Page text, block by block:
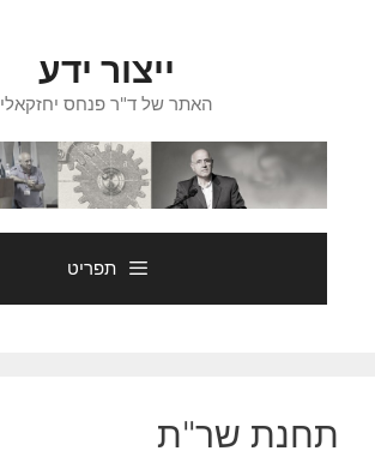
ייצור ידע
האתר של ד"ר פנחס יחזקאלי
תפריט
תחנת שר"ת